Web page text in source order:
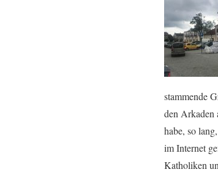
stammende
den Arkaden
habe, so
im Internet
Katholiken